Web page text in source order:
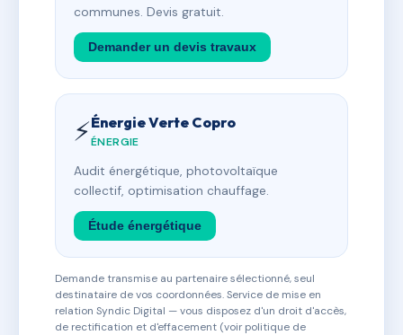
communes. Devis gratuit.
Demander un devis travaux
⚡Énergie Verte Copro
ÉNERGIE
Audit énergétique, photovoltaïque
collectif, optimisation chauffage.
Étude énergétique
Demande transmise au partenaire sélectionné, seul
destinataire de vos coordonnées. Service de mise en
relation Syndic Digital — vous disposez d'un droit d'accès,
de rectification et d'effacement (voir politique de